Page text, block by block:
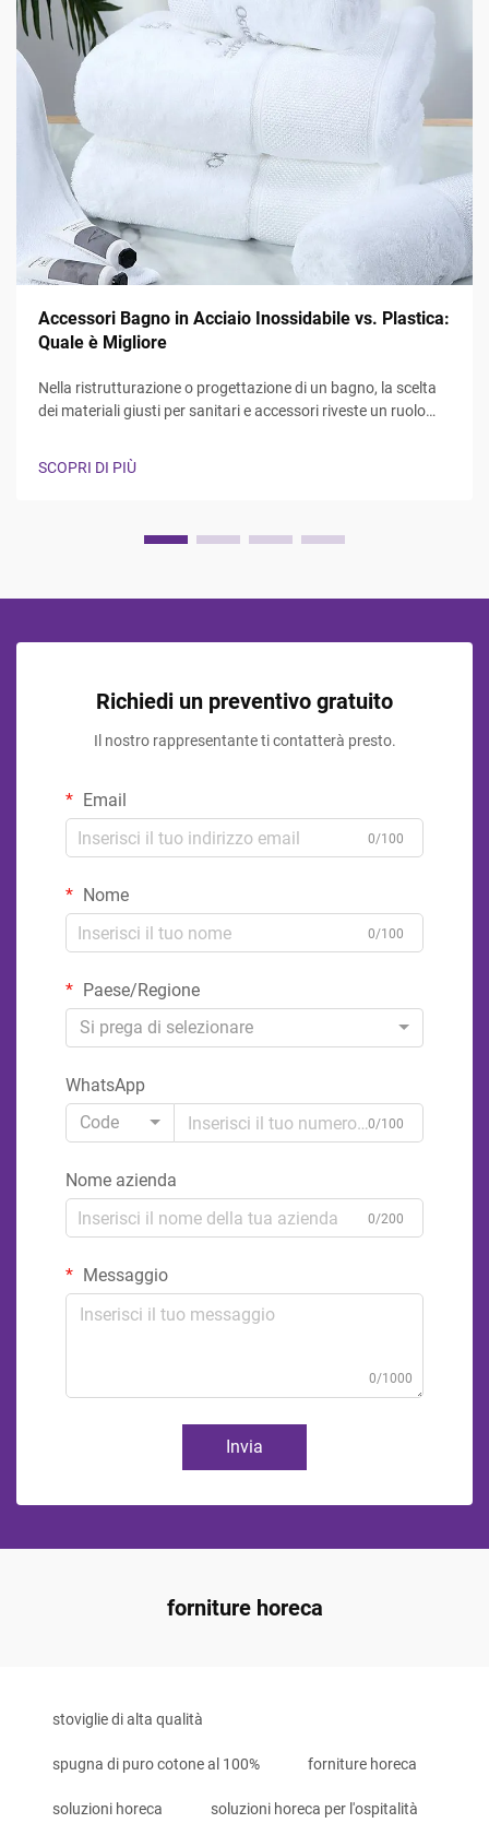
Accessori Bagno in Acciaio Inossidabile vs. Plastica:
Quale è Migliore
Nella ristrutturazione o progettazione di un bagno, la scelta
dei materiali giusti per sanitari e accessori riveste un ruolo
dibattito tra accessori bagno in acciaio inossidabile e in
SCOPRI DI PIÙ
Richiedi un preventivo gratuito
Il nostro rappresentante ti contatterà presto.
Email
0/100
Nome
0/100
Paese/Regione
Si prega di selezionare
WhatsApp
Code
0/100
Nome azienda
0/200
Messaggio
0/1000
Invia
forniture horeca
stoviglie di alta qualità
spugna di puro cotone al 100% forniture horeca
soluzioni horeca soluzioni horeca per l'ospitalità